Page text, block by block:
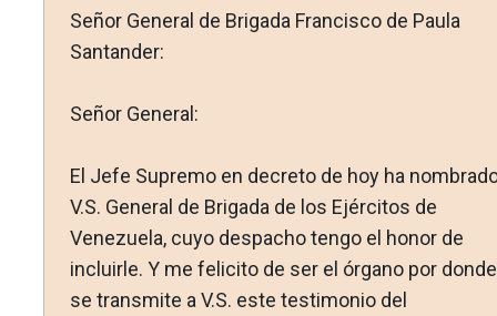
Señor General de Brigada Francisco de Paula
Santander:
Señor General:
El Jefe Supremo en decreto de hoy ha
V.S. Gene­ral de Brigada de los Ejércitos de
Venezuela, cuyo despacho tengo el honor de
incluirle. Y me felicito de ser el órgano por donde
se transmite a V.S. este testimonio del